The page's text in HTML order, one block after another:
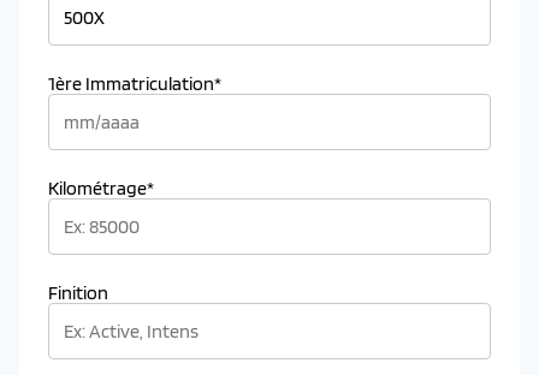
1ère Immatriculation*
Kilométrage*
Finition